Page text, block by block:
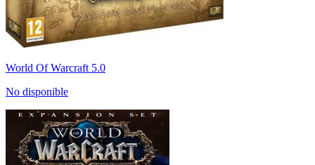
World Of Warcraft 5.0
No disponible